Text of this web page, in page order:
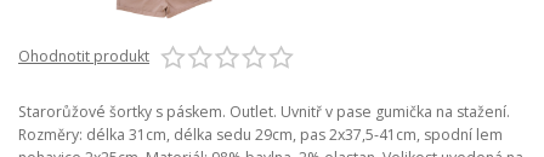
Ohodnotit produkt
Starorůžové šortky s páskem. Outlet. Uvnitř v pase gumička na stažení.
Rozměry: délka 31cm, délka sedu 29cm, pas 2x37,5-41cm, spodní lem